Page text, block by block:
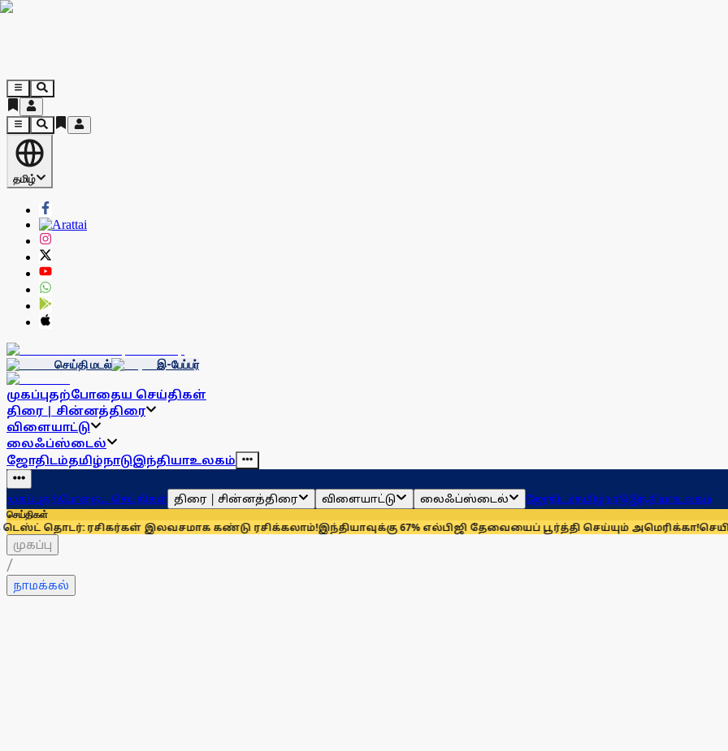
தமிழ்
செய்தி மடல் இ-பேப்பர்
முகப்புதற்போதைய செய்திகள்
திரை | சின்னத்திரை
விளையாட்டு
லைஃப்ஸ்டைல்
ஜோதிடம்தமிழ்நாடுஇந்தியாஉலகம்
முகப்புதற்போதைய செய்திகள் திரை | சின்னத்திரை விளையாட்டு லைஃப்ஸ்டைல் ஜோதிடம்தமிழ்நாடுஇந்தியாஉலகம்
செய்திகள்
இலவசமாக கண்டு ரசிக்கலாம்!இந்தியாவுக்கு 67% எல்பிஜி தேவையைப் பூர்த்தி செய்யும் அமெரிக்கா!செயின்ட் லூயிஸ்
முகப்பு
/
நாமக்கல்